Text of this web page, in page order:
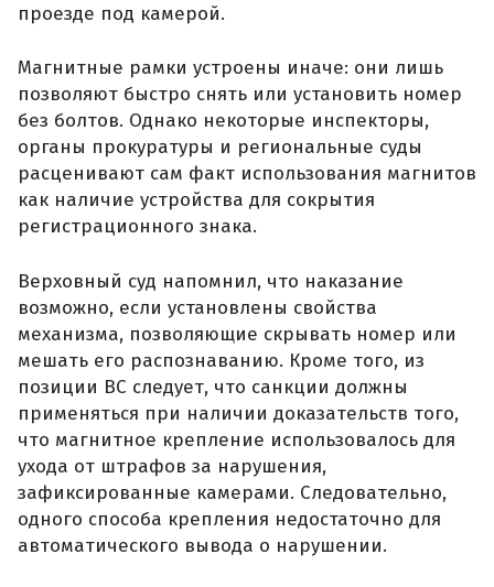
проезде под камерой.
Магнитные рамки устроены иначе: они лишь
позволяют быстро снять или установить номер
без болтов. Однако некоторые инспекторы,
органы прокуратуры и региональные суды
расценивают сам факт использования магнитов
как наличие устройства для сокрытия
регистрационного знака.
Верховный суд напомнил, что наказание
возможно, если установлены свойства
механизма, позволяющие скрывать номер или
мешать его распознаванию. Кроме того, из
позиции ВС следует, что санкции должны
применяться при наличии доказательств того,
что магнитное крепление использовалось для
ухода от штрафов за нарушения,
зафиксированные камерами. Следовательно,
одного способа крепления недостаточно для
автоматического вывода о нарушении.